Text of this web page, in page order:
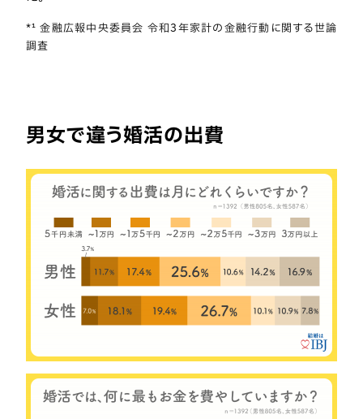
*¹ 金融広報中央委員会 令和3年家計の金融行動に関する世論
調査
男女で違う婚活の出費